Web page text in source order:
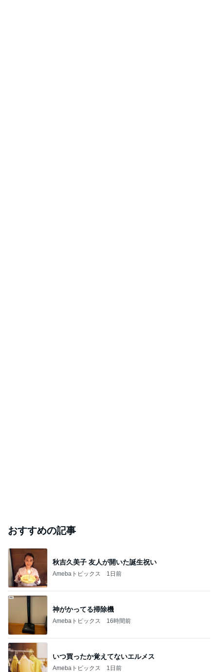
おすすめの記事
秋吉久美子 友人が開いた誕生祝い
Amebaトピックス 1日前
神がかってる掃除機
Amebaトピックス 16時間前
いつ買ったか覚えてないエルメス
Amebaトピックス 1日前